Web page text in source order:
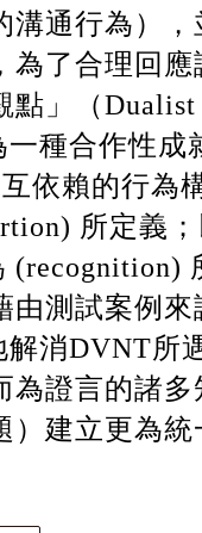
溝通行為），
了合理回應
點」（Dualist
種合作性成
依賴的行為
所定義；
(recognition)
由測試案例來
解消DVNT所
證言的諸
建立更為